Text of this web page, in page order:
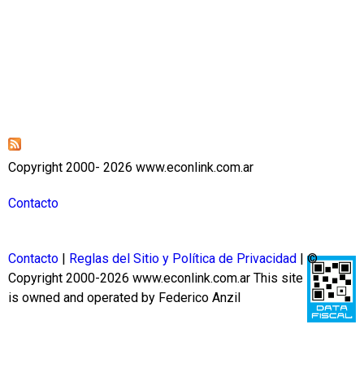
Copyright 2000- 2026 www.econlink.com.ar
Contacto
Contacto Reglas del Sitio y Política de Privacidad
| ©
Copyright 2000-2026 www.econlink.com.ar This site
is owned and operated by Federico Anzil